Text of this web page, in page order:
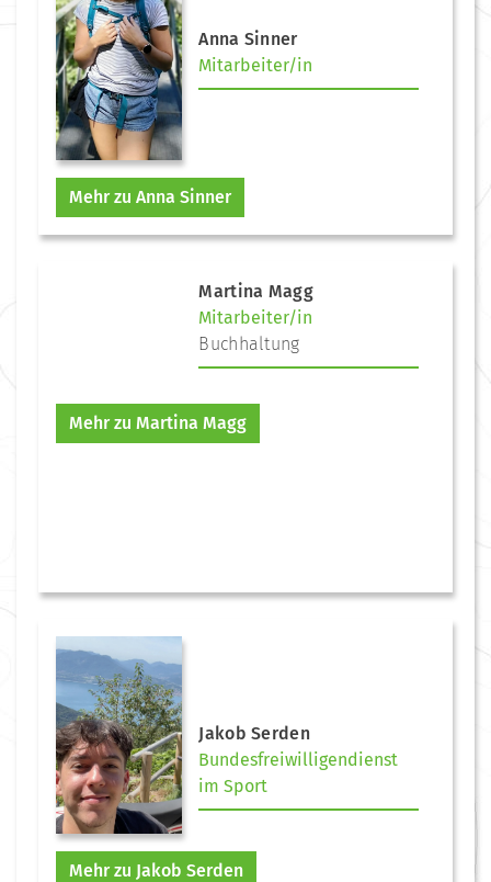
Anna Sinner
Mitarbeiter/in
Mehr zu Anna Sinner
Martina Magg
Mitarbeiter/in
Buchhaltung
Mehr zu Martina Magg
Jakob Serden
Bundesfreiwilligendienst
im Sport
Mehr zu Jakob Serden